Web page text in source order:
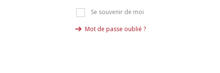
Se souvenir de moi
Mot de passe oublié ?